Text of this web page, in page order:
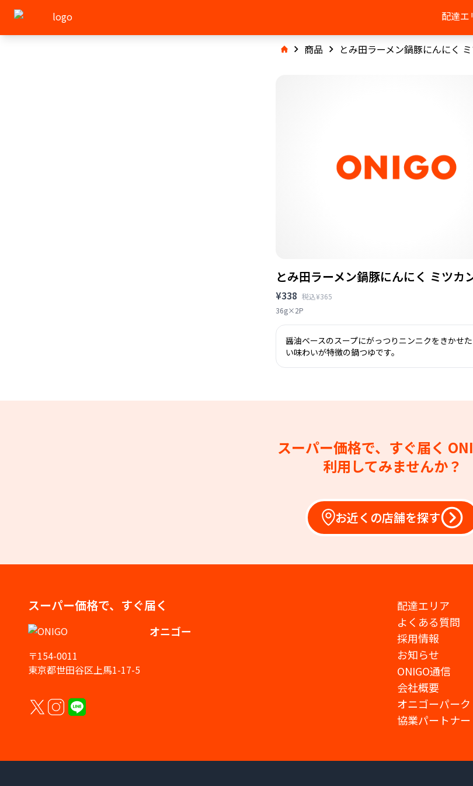
配達エ
商品 とみ田ラーメン鍋豚にんにく
とみ田ラーメン鍋豚にんにく ミツカ
¥338 税込¥365
36g×2P
醤油ベースのスープにがっつりニンニクをきかせ
い味わいが特徴の鍋つゆです。
スーパー価格で、すぐ届く
利用してみませんか？
お近くの店舗を探す
スーパー価格で、すぐ届く
オニゴー
〒154-0011
東京都世田谷区上馬1-17-5
配達エリア
よくある質問
採用情報
お知らせ
ONIGO通信
会社概要
オニゴーパーク
協業パートナー